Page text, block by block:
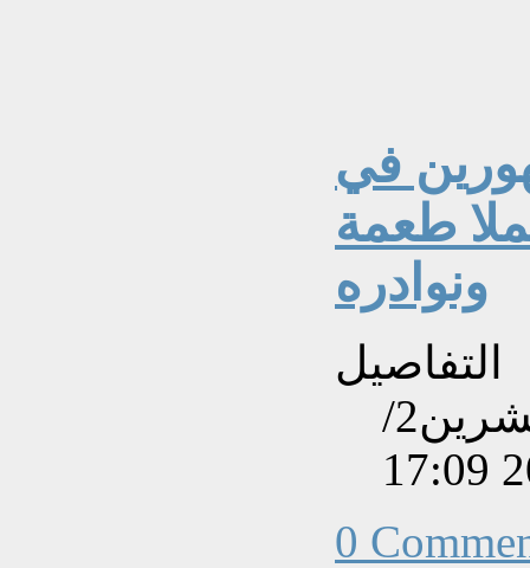
في
طعمة
ونوادره
التفاصيل
تم إنشاءه بتاريخ الإثنين, 13 تشرين2/
0